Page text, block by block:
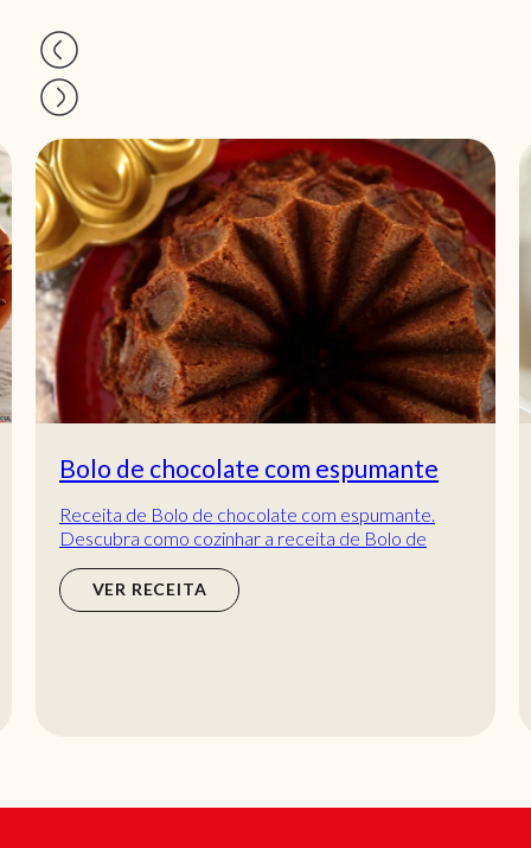
Bolo de chocolate com espumante
Receita de Bolo de chocolate com espumante.
Descubra como cozinhar a receita de Bolo de
delicio...VER RECEITA